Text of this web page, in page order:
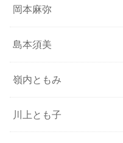
岡本麻弥
島本須美
嶺内ともみ
川上とも子